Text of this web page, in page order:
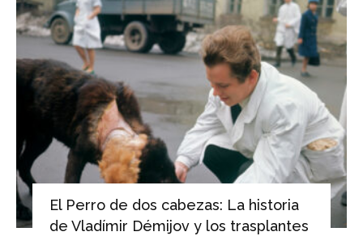
El Perro de dos cabezas: La historia
de Vladímir Démijov y los trasplantes